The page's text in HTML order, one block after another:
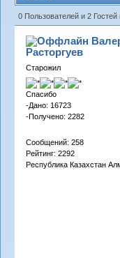
0 Пользователей и 2
Расторгуев
Старожил
Спасибо
-Дано: 16723
-Получено: 2282
Сообщений: 258
Рейтинг: 2292
Республика Казахстан